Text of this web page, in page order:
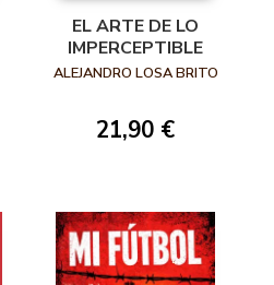
EL ARTE DE LO
IMPERCEPTIBLE
ALEJANDRO LOSA BRITO
21,90 €